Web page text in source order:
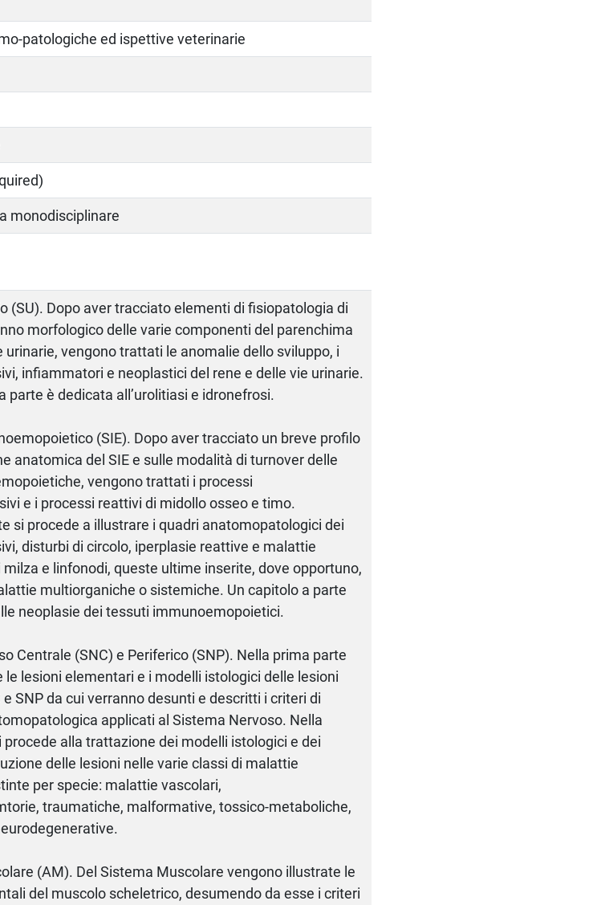
patologiche ed ispettive veterinarie
monodisciplinare
(SU). Dopo aver tracciato elementi di fisiopatologia di
morfologico delle varie componenti del parenchima
urinarie, vengono trattati le anomalie dello sviluppo, i
infiammatori e neoplastici del rene e delle vie urinarie.
parte è dedicata all’urolitiasi e idronefrosi.
(SIE). Dopo aver tracciato un breve profilo
anatomica del SIE e sulle modalità di turnover delle
vengono trattati i processi
e i processi reattivi di midollo osseo e timo.
si procede a illustrare i quadri anatomopatologici dei
disturbi di circolo, iperplasie reattive e malattie
e linfonodi, queste ultime inserite, dove opportuno,
multiorganiche o sistemiche. Un capitolo a parte
neoplasie dei tessuti immunoemopoietici.
Centrale (SNC) e Periferico (SNP). Nella prima parte
lesioni elementari e i modelli istologici delle lesioni
SNP da cui verranno desunti e descritti i criteri di
applicati al Sistema Nervoso. Nella
procede alla trattazione dei modelli istologici e dei
delle lesioni nelle varie classi di malattie
per specie: malattie vascolari,
traumatiche, malformative, tossico-metaboliche,
(AM). Del Sistema Muscolare vengono illustrate le
del muscolo scheletrico, desumendo da esse i criteri